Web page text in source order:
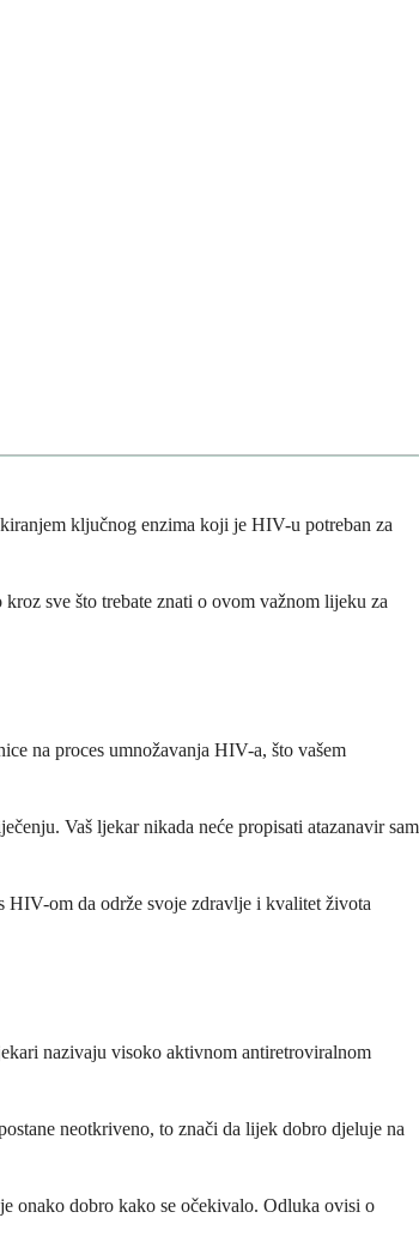
ključnog enzima koji je HIV-u potreban za
sve što trebate znati o ovom važnom lijeku za
na proces umnožavanja HIV-a, što vašem
Vaš ljekar nikada neće propisati atazanavir sam
HIV-om da održe svoje zdravlje i kvalitet života
nazivaju visoko aktivnom antiretroviralnom
neotkriveno, to znači da lijek dobro djeluje na
onako dobro kako se očekivalo. Odluka ovisi o